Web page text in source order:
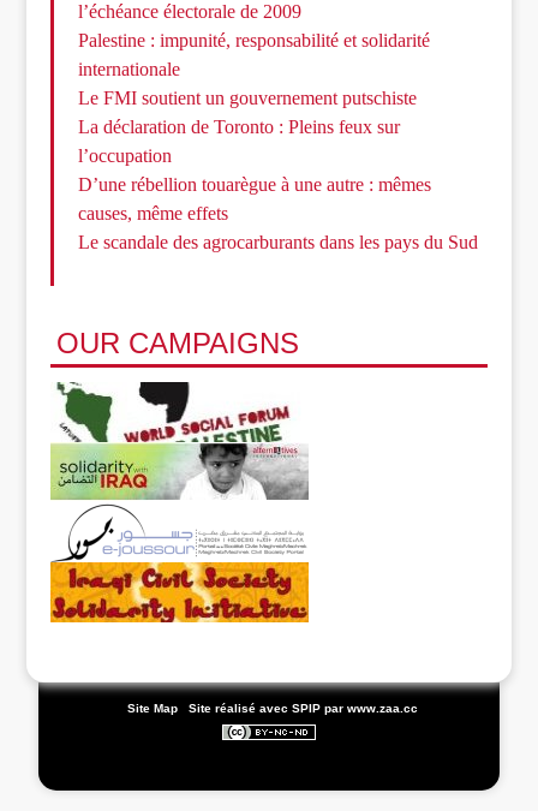
l’échéance électorale de 2009
Palestine : impunité, responsabilité et solidarité
internationale
Le FMI soutient un gouvernement putschiste
La déclaration de Toronto : Pleins feux sur
l’occupation
D’une rébellion touarègue à une autre : mêmes
causes, même effets
Le scandale des agrocarburants dans les pays du Sud
OUR CAMPAIGNS
Site Map Site réalisé avec SPIP par www.zaa.cc